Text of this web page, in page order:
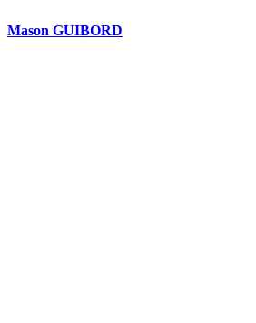
Mason GUIBORD